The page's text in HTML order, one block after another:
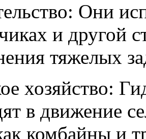
Они
и другой
тяжелых
хозяйство:
в движение
комбайны и